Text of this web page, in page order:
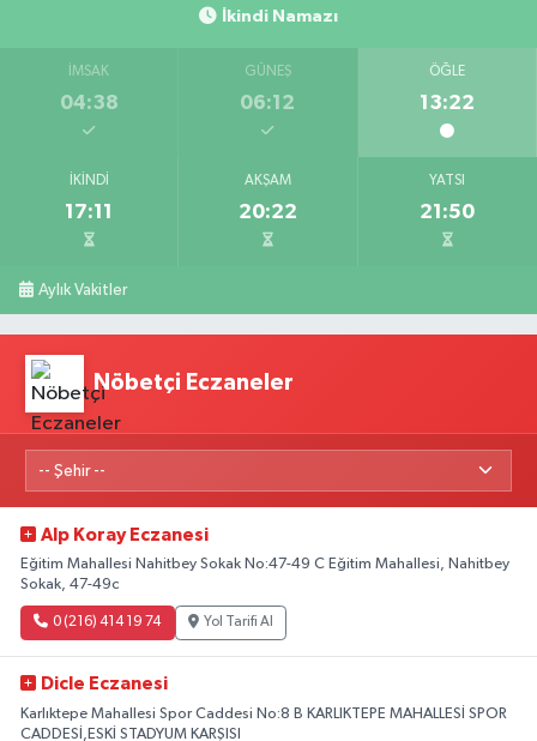
İkindi Namazı
İMSAK
04:38
GÜNEŞ
06:12
ÖĞLE
13:22
İKINDI
17:11
AKŞAM
20:22
YATSI
21:50
Aylık Vakitler
Nöbetçi Eczaneler
Alp Koray Eczanesi
Eğitim Mahallesi Nahitbey Sokak No:47-49 C Eğitim Mahallesi, Nahitbey
Sokak, 47-49c
0 (216) 414 19 74 Yol Tarifi Al
Dicle Eczanesi
Karlıktepe Mahallesi Spor Caddesi No:8 B KARLIKTEPE MAHALLESİ SPOR
CADDESİ,ESKİ STADYUM KARŞISI